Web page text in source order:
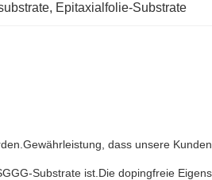
, Epitaxialfolie-Substrate
dass unsere
Substrate ist.Die dopingfreie